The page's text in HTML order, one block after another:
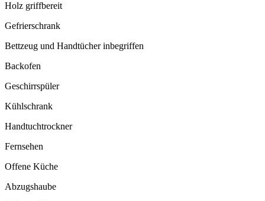
Holz griffbereit
Gefrierschrank
Bettzeug und Handtücher inbegriffen
Backofen
Geschirrspüler
Kühlschrank
Handtuchtrockner
Fernsehen
Offene Küche
Abzugshaube